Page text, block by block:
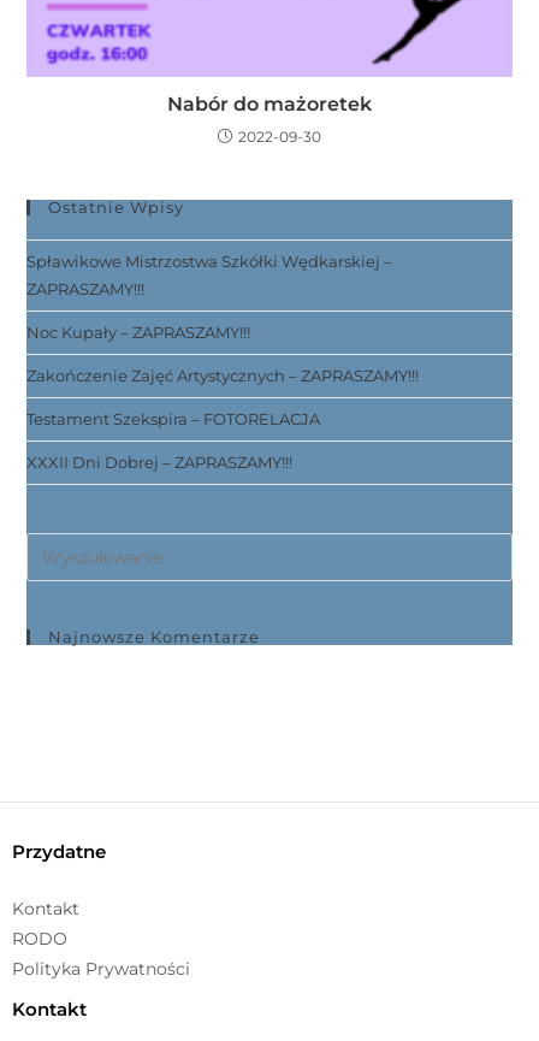
Nabór do mażoretek
2022-09-30
Ostatnie Wpisy
Spławikowe Mistrzostwa Szkółki Wędkarskiej –
ZAPRASZAMY!!!
Noc Kupały – ZAPRASZAMY!!!
Zakończenie Zajęć Artystycznych – ZAPRASZAMY!!!
Testament Szekspira – FOTORELACJA
XXXII Dni Dobrej – ZAPRASZAMY!!!
Najnowsze Komentarze
Przydatne
Kontakt
RODO
Polityka Prywatności
Kontakt